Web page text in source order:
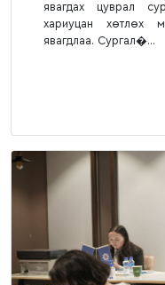
явагдах цуврал
хариуцан хөтлөх
явагдлаа. Сургал�...